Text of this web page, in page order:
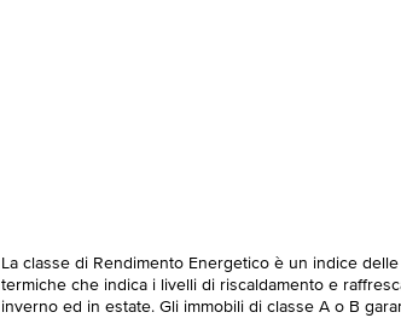
La classe di Rendimento Energetico è un indice
termiche che indica i livelli di riscaldamento e
inverno ed in estate. Gli immobili di classe A o B